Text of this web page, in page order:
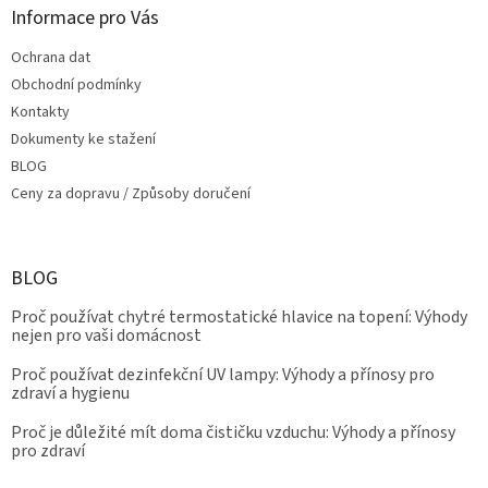
Informace pro Vás
Ochrana dat
Obchodní podmínky
Kontakty
Dokumenty ke stažení
BLOG
Ceny za dopravu / Způsoby doručení
BLOG
Proč používat chytré termostatické hlavice na topení: Výhody
nejen pro vaši domácnost
Proč používat dezinfekční UV lampy: Výhody a přínosy pro
zdraví a hygienu
Proč je důležité mít doma čističku vzduchu: Výhody a přínosy
pro zdraví